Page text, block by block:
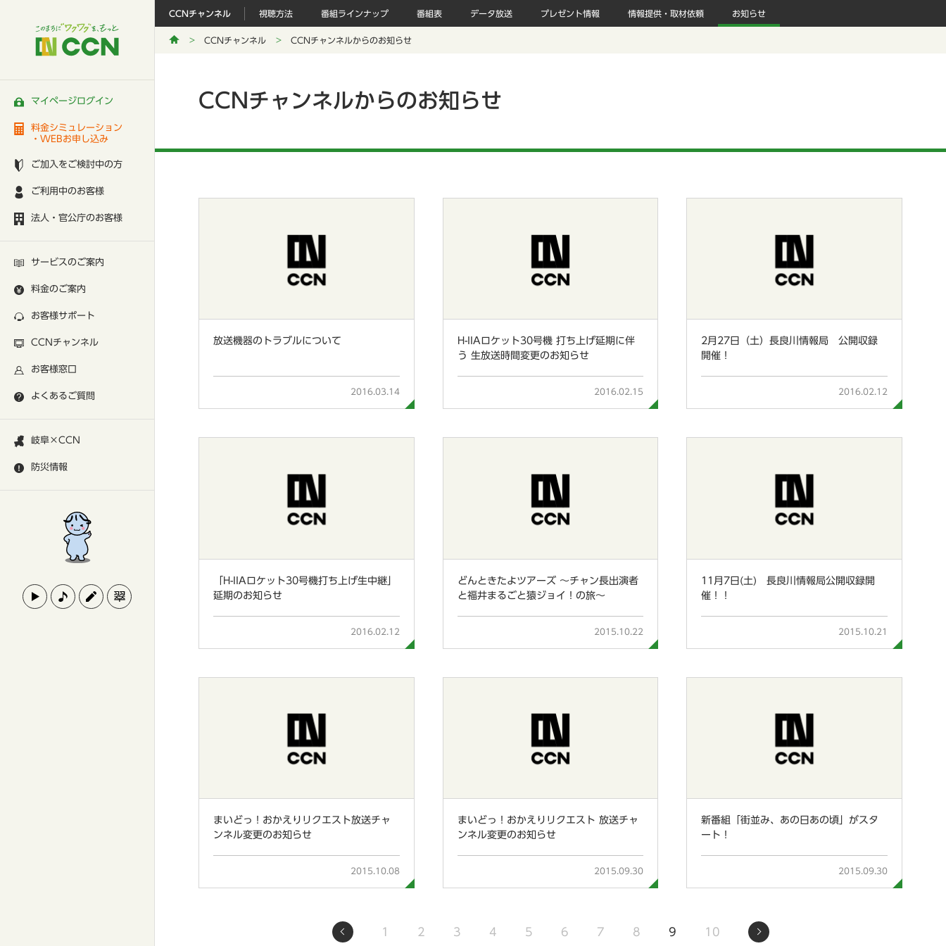
マイページログイン
料金シミュレーション
・WEBお申し込み
ご加入をご検討中の方
ご利用中のお客様
法人・官公庁のお客様
サービスのご案内
料金のご案内
お客様サポート
CCNチャンネル
お客様窓口
よくあるご質問
岐阜×CCN
防災情報
CCNチャンネル 視聴方法 番組ラインナップ 番組表 データ放送 プレゼント情報 情報提供・取材依頼 お知らせ
CCNチャンネル CCNチャンネルからのお知らせ
CCNチャンネルからのお知らせ
放送機器のトラブルについて
2016.03.14
H-IIAロケット30号機 打ち上げ延期に伴
う 生放送時間変更のお知らせ
2016.02.15
2月27日（土）長良川情報局 公開収録
開催！
2016.02.12
「H-IIAロケット30号機打ち上げ生中継」
延期のお知らせ
2016.02.12
どんときたよツアーズ ～チャン長出演者
と福井まるごと猿ジョイ！の旅～
2015.10.22
11月7日(土) 長良川情報局公開収録開
催！！
2015.10.21
まいどっ！おかえりリクエスト放送チャ
ンネル変更のお知らせ
2015.10.08
まいどっ！おかえりリクエスト 放送チャ
ンネル変更のお知らせ
2015.09.30
新番組「街並み、あの日あの頃」がスタ
ート！
2015.09.30
1 2 3 4 5 6 7 8 9 10